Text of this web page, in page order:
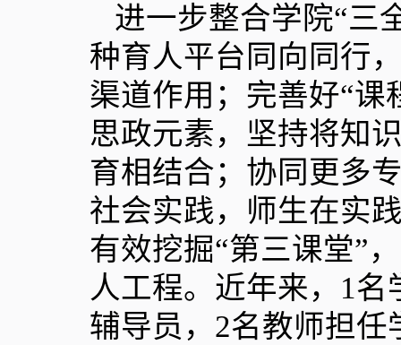
进一步整合学院“三
种育人平台同向同行
渠道作用；完善好“课
思政元素，坚持将知
育相结合；协同更多
社会实践，师生在实
有效挖掘“第三课堂”
人工程。近年来， 1名
辅导员， 2名教师担任